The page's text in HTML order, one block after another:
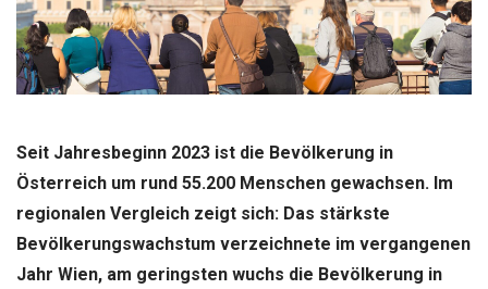
Seit Jahresbeginn 2023 ist die Bevölkerung in
Österreich um rund 55.200 Menschen gewachsen. Im
regionalen Vergleich zeigt sich: Das stärkste
Bevölkerungswachstum verzeichnete im vergangenen
Jahr Wien, am geringsten wuchs die Bevölkerung in